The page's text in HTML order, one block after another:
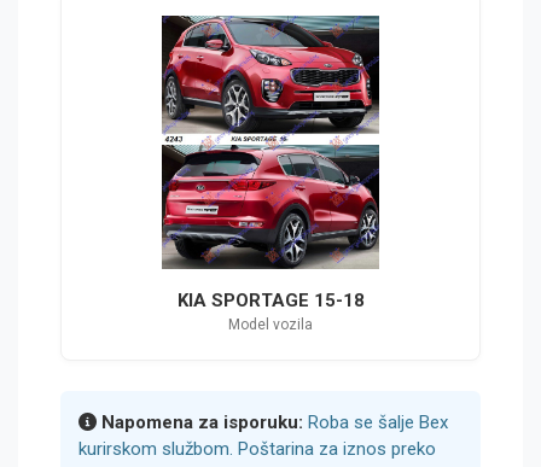
KIA SPORTAGE 15-18
Model vozila
Napomena za isporuku: Roba se šalje Bex
kurirskom službom. Poštarina za iznos preko